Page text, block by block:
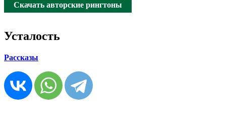
Скачать авторские рингтоны
Усталость
Рассказы